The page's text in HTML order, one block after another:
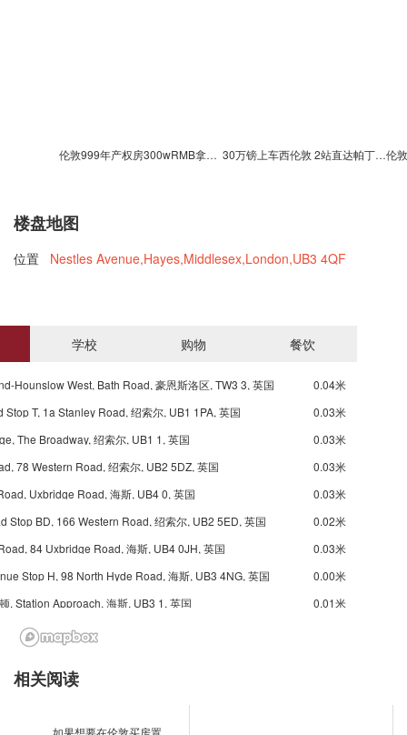
伦敦999年产权房300wRMB拿下0房产税? 30万镑上车西伦敦 2站直达帕丁顿3站即达邦德街伦
楼盘地图
位置 Nestles Avenue,Hayes,Middlesex,London,UB3 4QF
学校 购物 餐饮
Hounslow West, Bath Road, 豪恩斯洛区, TW3 3, 英国
0.04米
Stop T, 1a Stanley Road, 绍索尔, UB1 1PA, 英国
0.03米
The Broadway, 绍索尔, UB1 1, 英国
0.03米
78 Western Road, 绍索尔, UB2 5DZ, 英国
0.03米
Uxbridge Road, 海斯, UB4 0, 英国
0.03米
Stop BD, 166 Western Road, 绍索尔, UB2 5ED, 英国
0.02米
84 Uxbridge Road, 海斯, UB4 0JH, 英国
0.03米
Stop H, 98 North Hyde Road, 海斯, UB3 4NG, 英国
0.00米
, Station Approach, 海斯, UB3 1, 英国
0.01米
Stop M, 72 Station Road, 海斯, UB3 4DQ, 英国
178 North Hyde Road, 海斯, UB3 4NH, 英国
相关阅读